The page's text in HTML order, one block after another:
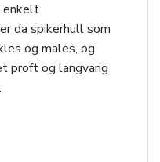
da spikerhull som
og males, og
proft og langvarig